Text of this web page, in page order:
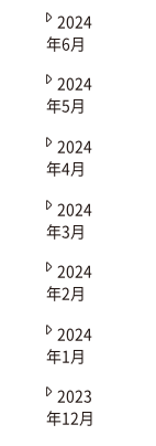
2024
年6月
2024
年5月
2024
年4月
2024
年3月
2024
年2月
2024
年1月
2023
年12月